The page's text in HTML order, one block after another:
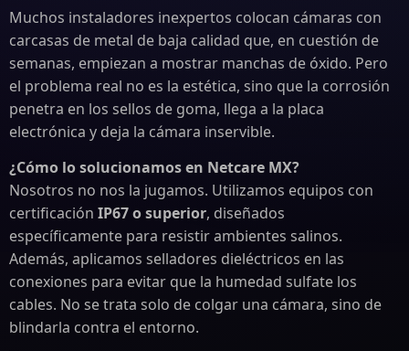
Muchos instaladores inexpertos colocan cámaras con
carcasas de metal de baja calidad que, en cuestión de
semanas, empiezan a mostrar manchas de óxido. Pero
el problema real no es la estética, sino que la corrosión
penetra en los sellos de goma, llega a la placa
electrónica y deja la cámara inservible.
¿Cómo lo solucionamos en Netcare MX?
Nosotros no nos la jugamos. Utilizamos equipos con
certificación IP67 o superior, diseñados
específicamente para resistir ambientes salinos.
Además, aplicamos selladores dieléctricos en las
conexiones para evitar que la humedad sulfate los
cables. No se trata solo de colgar una cámara, sino de
blindarla contra el entorno.